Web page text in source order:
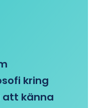
kring
att känna